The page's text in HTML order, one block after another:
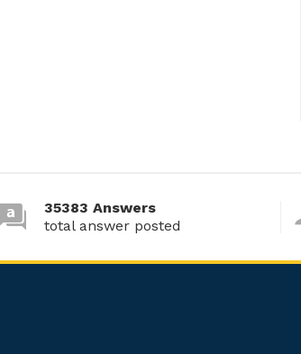
35383 Answers
total answer posted